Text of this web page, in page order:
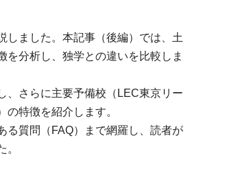
しました。本記事（後編）では、土
分析し、独学との違いを比較しま
、さらに主要予備校（LEC東京リー
特徴を紹介します。
る質問（FAQ）まで網羅し、読者が
。